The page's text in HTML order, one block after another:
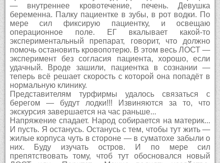
— внутреннее кровотечение, печень. Девушка
беременна. Палку пациентке в зубы, в рот водки. По
мере сил фиксирую пациентку, и освещаю
операционное поле. ЕГ вкалывает какой-то
экспериментальный препарат, говорит, что должно
помочь остановить кровопотерю. В этом весь ЛОСТ —
эксперимент без согласия пациента, хорошо, если
удачный. Вроде зашили, пациентка в сознании —
теперь всё решает скорость с которой она попадёт в
нормальную клинику.
Представителям турфирмы удалось связаться с
берегом — будут лодки!!! Извиняются за то, что
экскурсия завершается на час раньше...
Напряжение спадает. Народ собирается на материк...
И пусть. Я останусь. Останусь с тем, чтобы тут жить —
жилые корпуса чуть в стороне — в суматохе забыли о
них. Буду изучать остров. И по мере сил
препятствовать тому, чтоб тут обосновался новый